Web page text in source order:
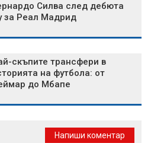
Силва след дебюта
за Реал Мадрид
скъпите трансфери в
на футбола: от
до Мбапе
Напиши коментар